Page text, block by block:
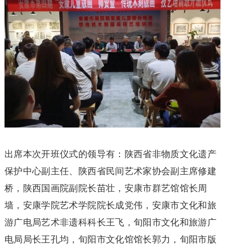
出席本次开班仪式的领导有：陕西省非物质文化遗产
保护中心副主任、陕西省民间艺术家协会副主席修建
桥，陕西国画院副院长苗壮，安康市群艺馆馆长周
墙，安康学院艺术学院院长成党伟，安康市文化和旅
游广电局艺术非遗科科长王飞，旬阳市文化和旅游广
电局局长王孔均，旬阳市文化馆馆长郭力，旬阳市版